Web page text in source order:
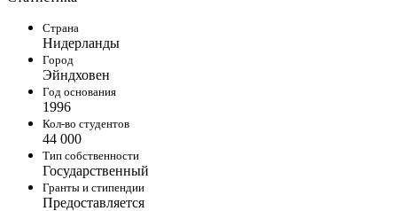
Страна
Нидерланды
Город
Эйндховен
Год основания
1996
Кол-во студентов
44 000
Тип собственности
Государственный
Гранты и стипендии
Предоставляется